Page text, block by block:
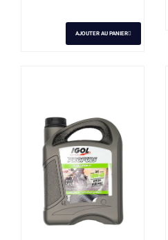
AJOUTER AU PANIER